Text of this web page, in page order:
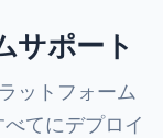
サポート
ットフォーム
てにデプロイ